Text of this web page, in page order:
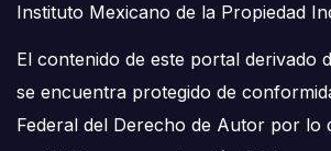
Instituto Mexicano de la Propiedad
El contenido de este portal derivado
se encuentra protegido de
Federal del Derecho de Autor por lo